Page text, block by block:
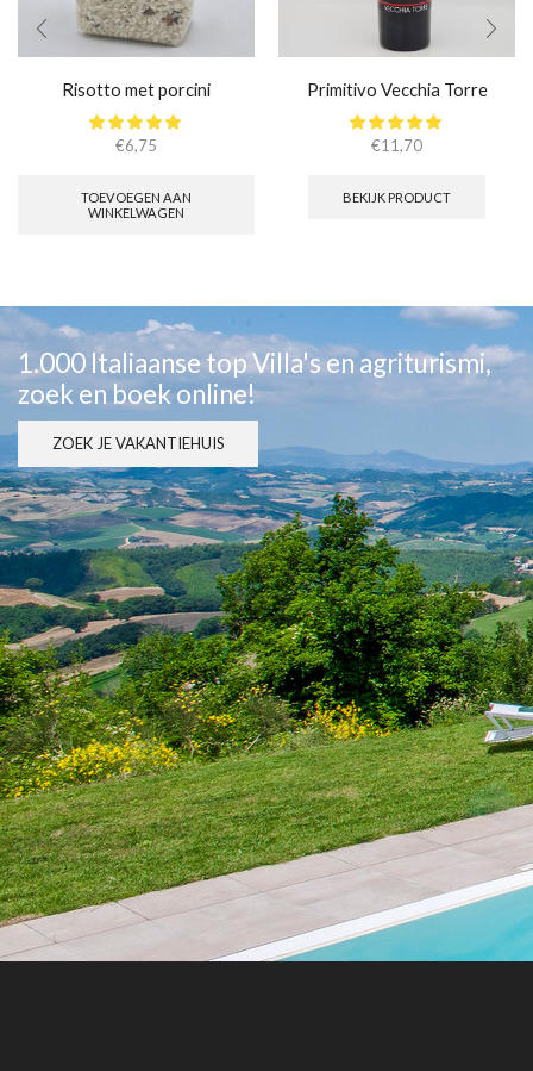
Risotto met porcini
€6,75
TOEVOEGEN AAN
WINKELWAGEN
Primitivo Vecchia Torre
€11,70
BEKIJK PRODUCT
1.000 Italiaanse top Villa's en agriturismi,
zoek en boek online!
ZOEK JE VAKANTIEHUIS